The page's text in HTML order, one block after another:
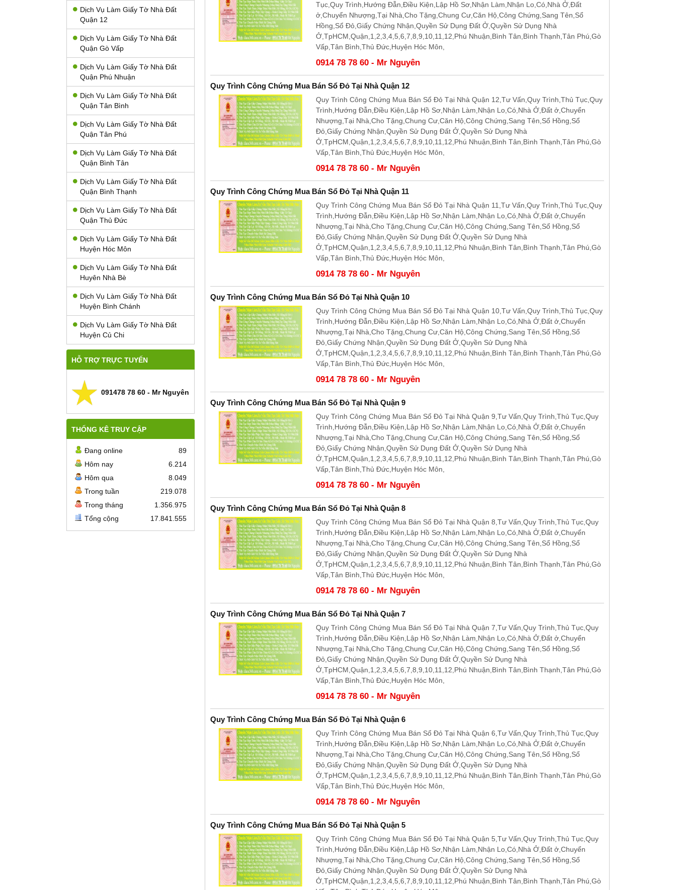
Dịch Vụ Làm Giấy Tờ Nhà Đất
Quận 12
Dịch Vụ Làm Giấy Tờ Nhà Đất
Quận Gò Vấp
Dịch Vụ Làm Giấy Tờ Nhà Đất
Quận Phú Nhuận
Dịch Vụ Làm Giấy Tờ Nhà Đất
Quận Tân Bình
Dịch Vụ Làm Giấy Tờ Nhà Đất
Quận Tân Phú
Dịch Vụ Làm Giấy Tờ Nhà Đất
Quận Bình Tân
Dịch Vụ Làm Giấy Tờ Nhà Đất
Quận Bình Thạnh
Dịch Vụ Làm Giấy Tờ Nhà Đất
Quận Thủ Đức
Dịch Vụ Làm Giấy Tờ Nhà Đất
Huyện Hóc Môn
Dịch Vụ Làm Giấy Tờ Nhà Đất
Huyên Nhà Bè
Dịch Vụ Làm Giấy Tờ Nhà Đất
Huyện Bình Chánh
Dịch Vụ Làm Giấy Tờ Nhà Đất
Huyện Củ Chi
HỖ TRỢ TRỰC TUYẾN
091478 78 60 - Mr Nguyên
THỐNG KÊ TRUY CẬP
Đang online
89
Hôm nay
6.214
Hôm qua
8.049
Trong tuần
219.078
Trong tháng
1.356.975
Tổng cộng
17.841.555
Tục,Quy Trình,Hướng Đẫn,Điều Kiện,Lập Hồ Sơ,Nhận Làm,Nhận Lo,Có,Nhà Ở,Đất
ở,Chuyển Nhượng,Tại Nhà,Cho Tặng,Chung Cư,Căn Hộ,Công Chứng,Sang Tên,Sổ
Hồng,Sổ Đỏ,Giấy Chứng Nhận,Quyền Sử Dụng Đất Ở,Quyền Sử Dụng Nhà
Ở,TpHCM,Quận,1,2,3,4,5,6,7,8,9,10,11,12,Phú Nhuận,Bình Tân,Bình Thạnh,Tân Phú,Gò
Vấp,Tân Bình,Thủ Đức,Huyện Hóc Môn,
0914 78 78 60 - Mr Nguyên
Quy Trình Công Chứng Mua Bán Sổ Đỏ Tại Nhà Quận 12
Quy Trình Công Chứng Mua Bán Sổ Đỏ Tại Nhà Quận 12,Tư Vấn,Quy Trình,Thủ Tục,Quy
Trình,Hướng Đẫn,Điều Kiện,Lập Hồ Sơ,Nhận Làm,Nhận Lo,Có,Nhà Ở,Đất ở,Chuyển
Nhượng,Tại Nhà,Cho Tặng,Chung Cư,Căn Hộ,Công Chứng,Sang Tên,Sổ Hồng,Sổ
Đỏ,Giấy Chứng Nhận,Quyền Sử Dụng Đất Ở,Quyền Sử Dụng Nhà
Ở,TpHCM,Quận,1,2,3,4,5,6,7,8,9,10,11,12,Phú Nhuận,Bình Tân,Bình Thạnh,Tân Phú,Gò
Vấp,Tân Bình,Thủ Đức,Huyện Hóc Môn,
0914 78 78 60 - Mr Nguyên
Quy Trình Công Chứng Mua Bán Sổ Đỏ Tại Nhà Quận 11
Quy Trình Công Chứng Mua Bán Sổ Đỏ Tại Nhà Quận 11,Tư Vấn,Quy Trình,Thủ Tục,Quy
Trình,Hướng Đẫn,Điều Kiện,Lập Hồ Sơ,Nhận Làm,Nhận Lo,Có,Nhà Ở,Đất ở,Chuyển
Nhượng,Tại Nhà,Cho Tặng,Chung Cư,Căn Hộ,Công Chứng,Sang Tên,Sổ Hồng,Sổ
Đỏ,Giấy Chứng Nhận,Quyền Sử Dụng Đất Ở,Quyền Sử Dụng Nhà
Ở,TpHCM,Quận,1,2,3,4,5,6,7,8,9,10,11,12,Phú Nhuận,Bình Tân,Bình Thạnh,Tân Phú,Gò
Vấp,Tân Bình,Thủ Đức,Huyện Hóc Môn,
0914 78 78 60 - Mr Nguyên
Quy Trình Công Chứng Mua Bán Sổ Đỏ Tại Nhà Quận 10
Quy Trình Công Chứng Mua Bán Sổ Đỏ Tại Nhà Quận 10,Tư Vấn,Quy Trình,Thủ Tục,Quy
Trình,Hướng Đẫn,Điều Kiện,Lập Hồ Sơ,Nhận Làm,Nhận Lo,Có,Nhà Ở,Đất ở,Chuyển
Nhượng,Tại Nhà,Cho Tặng,Chung Cư,Căn Hộ,Công Chứng,Sang Tên,Sổ Hồng,Sổ
Đỏ,Giấy Chứng Nhận,Quyền Sử Dụng Đất Ở,Quyền Sử Dụng Nhà
Ở,TpHCM,Quận,1,2,3,4,5,6,7,8,9,10,11,12,Phú Nhuận,Bình Tân,Bình Thạnh,Tân Phú,Gò
Vấp,Tân Bình,Thủ Đức,Huyện Hóc Môn,
0914 78 78 60 - Mr Nguyên
Quy Trình Công Chứng Mua Bán Sổ Đỏ Tại Nhà Quận 9
Quy Trình Công Chứng Mua Bán Sổ Đỏ Tại Nhà Quận 9,Tư Vấn,Quy Trình,Thủ Tục,Quy
Trình,Hướng Đẫn,Điều Kiện,Lập Hồ Sơ,Nhận Làm,Nhận Lo,Có,Nhà Ở,Đất ở,Chuyển
Nhượng,Tại Nhà,Cho Tặng,Chung Cư,Căn Hộ,Công Chứng,Sang Tên,Sổ Hồng,Sổ
Đỏ,Giấy Chứng Nhận,Quyền Sử Dụng Đất Ở,Quyền Sử Dụng Nhà
Ở,TpHCM,Quận,1,2,3,4,5,6,7,8,9,10,11,12,Phú Nhuận,Bình Tân,Bình Thạnh,Tân Phú,Gò
Vấp,Tân Bình,Thủ Đức,Huyện Hóc Môn,
0914 78 78 60 - Mr Nguyên
Quy Trình Công Chứng Mua Bán Sổ Đỏ Tại Nhà Quận 8
Quy Trình Công Chứng Mua Bán Sổ Đỏ Tại Nhà Quận 8,Tư Vấn,Quy Trình,Thủ Tục,Quy
Trình,Hướng Đẫn,Điều Kiện,Lập Hồ Sơ,Nhận Làm,Nhận Lo,Có,Nhà Ở,Đất ở,Chuyển
Nhượng,Tại Nhà,Cho Tặng,Chung Cư,Căn Hộ,Công Chứng,Sang Tên,Sổ Hồng,Sổ
Đỏ,Giấy Chứng Nhận,Quyền Sử Dụng Đất Ở,Quyền Sử Dụng Nhà
Ở,TpHCM,Quận,1,2,3,4,5,6,7,8,9,10,11,12,Phú Nhuận,Bình Tân,Bình Thạnh,Tân Phú,Gò
Vấp,Tân Bình,Thủ Đức,Huyện Hóc Môn,
0914 78 78 60 - Mr Nguyên
Quy Trình Công Chứng Mua Bán Sổ Đỏ Tại Nhà Quận 7
Quy Trình Công Chứng Mua Bán Sổ Đỏ Tại Nhà Quận 7,Tư Vấn,Quy Trình,Thủ Tục,Quy
Trình,Hướng Đẫn,Điều Kiện,Lập Hồ Sơ,Nhận Làm,Nhận Lo,Có,Nhà Ở,Đất ở,Chuyển
Nhượng,Tại Nhà,Cho Tặng,Chung Cư,Căn Hộ,Công Chứng,Sang Tên,Sổ Hồng,Sổ
Đỏ,Giấy Chứng Nhận,Quyền Sử Dụng Đất Ở,Quyền Sử Dụng Nhà
Ở,TpHCM,Quận,1,2,3,4,5,6,7,8,9,10,11,12,Phú Nhuận,Bình Tân,Bình Thạnh,Tân Phú,Gò
Vấp,Tân Bình,Thủ Đức,Huyện Hóc Môn,
0914 78 78 60 - Mr Nguyên
Quy Trình Công Chứng Mua Bán Sổ Đỏ Tại Nhà Quận 6
Quy Trình Công Chứng Mua Bán Sổ Đỏ Tại Nhà Quận 6,Tư Vấn,Quy Trình,Thủ Tục,Quy
Trình,Hướng Đẫn,Điều Kiện,Lập Hồ Sơ,Nhận Làm,Nhận Lo,Có,Nhà Ở,Đất ở,Chuyển
Nhượng,Tại Nhà,Cho Tặng,Chung Cư,Căn Hộ,Công Chứng,Sang Tên,Sổ Hồng,Sổ
Đỏ,Giấy Chứng Nhận,Quyền Sử Dụng Đất Ở,Quyền Sử Dụng Nhà
Ở,TpHCM,Quận,1,2,3,4,5,6,7,8,9,10,11,12,Phú Nhuận,Bình Tân,Bình Thạnh,Tân Phú,Gò
Vấp,Tân Bình,Thủ Đức,Huyện Hóc Môn,
0914 78 78 60 - Mr Nguyên
Quy Trình Công Chứng Mua Bán Sổ Đỏ Tại Nhà Quận 5
Quy Trình Công Chứng Mua Bán Sổ Đỏ Tại Nhà Quận 5,Tư Vấn,Quy Trình,Thủ Tục,Quy
Trình,Hướng Đẫn,Điều Kiện,Lập Hồ Sơ,Nhận Làm,Nhận Lo,Có,Nhà Ở,Đất ở,Chuyển
Nhượng,Tại Nhà,Cho Tặng,Chung Cư,Căn Hộ,Công Chứng,Sang Tên,Sổ Hồng,Sổ
Đỏ,Giấy Chứng Nhận,Quyền Sử Dụng Đất Ở,Quyền Sử Dụng Nhà
Ở,TpHCM,Quận,1,2,3,4,5,6,7,8,9,10,11,12,Phú Nhuận,Bình Tân,Bình Thạnh,Tân Phú,Gò